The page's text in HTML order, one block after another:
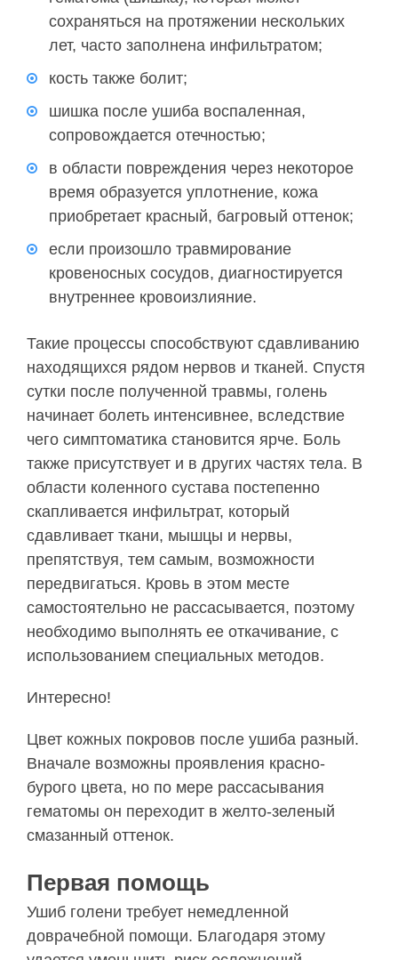
сохраняться на протяжении нескольких
лет, часто заполнена инфильтратом;
кость также болит;
шишка после ушиба воспаленная,
сопровождается отечностью;
в области повреждения через некоторое
время образуется уплотнение, кожа
приобретает красный, багровый оттенок;
если произошло травмирование
кровеносных сосудов, диагностируется
внутреннее кровоизлияние.
Такие процессы способствуют сдавливанию
находящихся рядом нервов и тканей. Спустя
сутки после полученной травмы, голень
начинает болеть интенсивнее, вследствие
чего симптоматика становится ярче. Боль
также присутствует и в других частях тела. В
области коленного сустава постепенно
скапливается инфильтрат, который
сдавливает ткани, мышцы и нервы,
препятствуя, тем самым, возможности
передвигаться. Кровь в этом месте
самостоятельно не рассасывается, поэтому
необходимо выполнять ее откачивание, с
использованием специальных методов.
Интересно!
Цвет кожных покровов после ушиба разный.
Вначале возможны проявления красно-
бурого цвета, но по мере рассасывания
гематомы он переходит в желто-зеленый
смазанный оттенок.
Первая помощь
Ушиб голени требует немедленной
доврачебной помощи. Благодаря этому